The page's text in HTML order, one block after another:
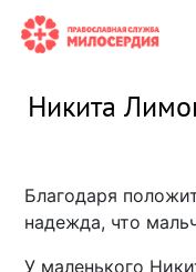
Никита
Благодаря
надежда, что
У маленького